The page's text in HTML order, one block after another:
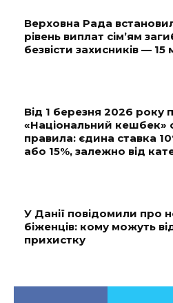
Верховна Рада
рівень виплат сім’ям
безвісти захисників — 15
Від 1 березня 2026 року
«Національний кешбек»
правила: єдина ставка
або 15%, залежно від
У Данії повідомили про
біженців: кому можуть
прихистку